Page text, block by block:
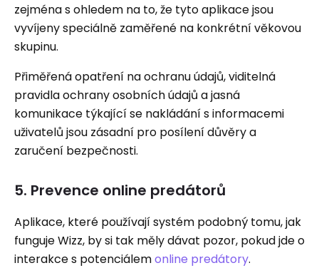
zejména s ohledem na to, že tyto aplikace jsou
vyvíjeny speciálně zaměřené na konkrétní věkovou
skupinu.
Přiměřená opatření na ochranu údajů, viditelná
pravidla ochrany osobních údajů a jasná
komunikace týkající se nakládání s informacemi
uživatelů jsou zásadní pro posílení důvěry a
zaručení bezpečnosti.
5. Prevence online predátorů
Aplikace, které používají systém podobný tomu, jak
funguje Wizz, by si tak měly dávat pozor, pokud jde o
interakce s potenciálemonline predátory.